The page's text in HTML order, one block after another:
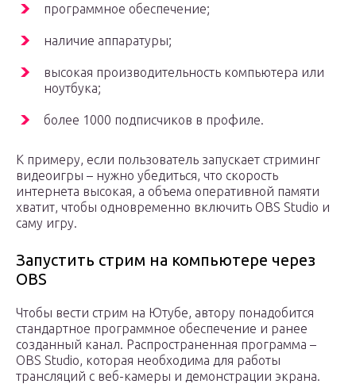
программное обеспечение;
наличие аппаратуры;
высокая производительность компьютера или
ноутбука;
более 1000 подписчиков в профиле.
К примеру, если пользователь запускает стриминг
видеоигры – нужно убедиться, что скорость
интернета высокая, а объема оперативной памяти
хватит, чтобы одновременно включить OBS Studio и
саму игру.
Запустить стрим на компьютере через
OBS
Чтобы вести стрим на Ютубе, автору понадобится
стандартное программное обеспечение и ранее
созданный канал. Распространенная программа –
OBS Studio, которая необходима для работы
трансляций с веб-камеры и демонстрации экрана.